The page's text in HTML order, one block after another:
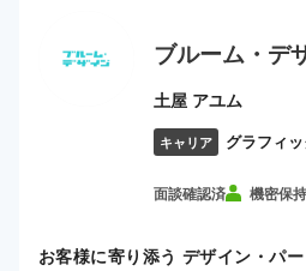
ブルーム・デ
土屋 アユム
キャリア グラフィ
面談確認済 機密保
お客様に寄り添う デザイン・パ